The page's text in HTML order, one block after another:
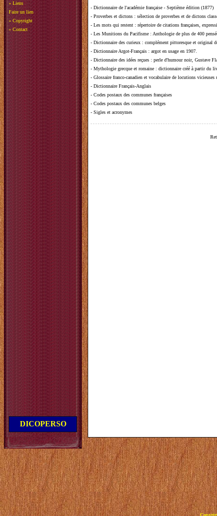
» Liens
Faire un lien
» Copyright
» Contact
DICOPERSO
- Dictionnaire de l'académie française - Septième édition (1877)
- Proverbes et dictons : sélection de proverbes et de dictons
- Les mots qui restent : répertoire de citations françaises,
- Les Munitions du Pacifisme : Anthologie de plus de 400
- Dictionnaire des curieux : complément pittoresque et original
- Dictionnaire Argot-Français : argot en usage en 1907.
- Dictionnaire des idées reçues : perle d'humour noir, Gustave
- Mythologie grecque et romaine : dictionnaire créé à partir du
- Glossaire franco-canadien et vocabulaire de locutions vicieuses
- Dictionnaire Français-Anglais
- Codes postaux des communes françaises
- Codes postaux des communes belges
- Sigles et acronymes